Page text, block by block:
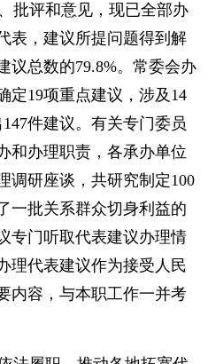
批评和意见，现已全部办
表，建议所提问题得到解
议总数的79.8%。常委会办
定19项重点建议，涉及14
件建议。有关专门委员
和办理职责，各承办单位
调研座谈，共研究制定100
一批关系群众切身利益的
专门听取代表建议办理情
理代表建议作为接受人民
内容，与本职工作一并考